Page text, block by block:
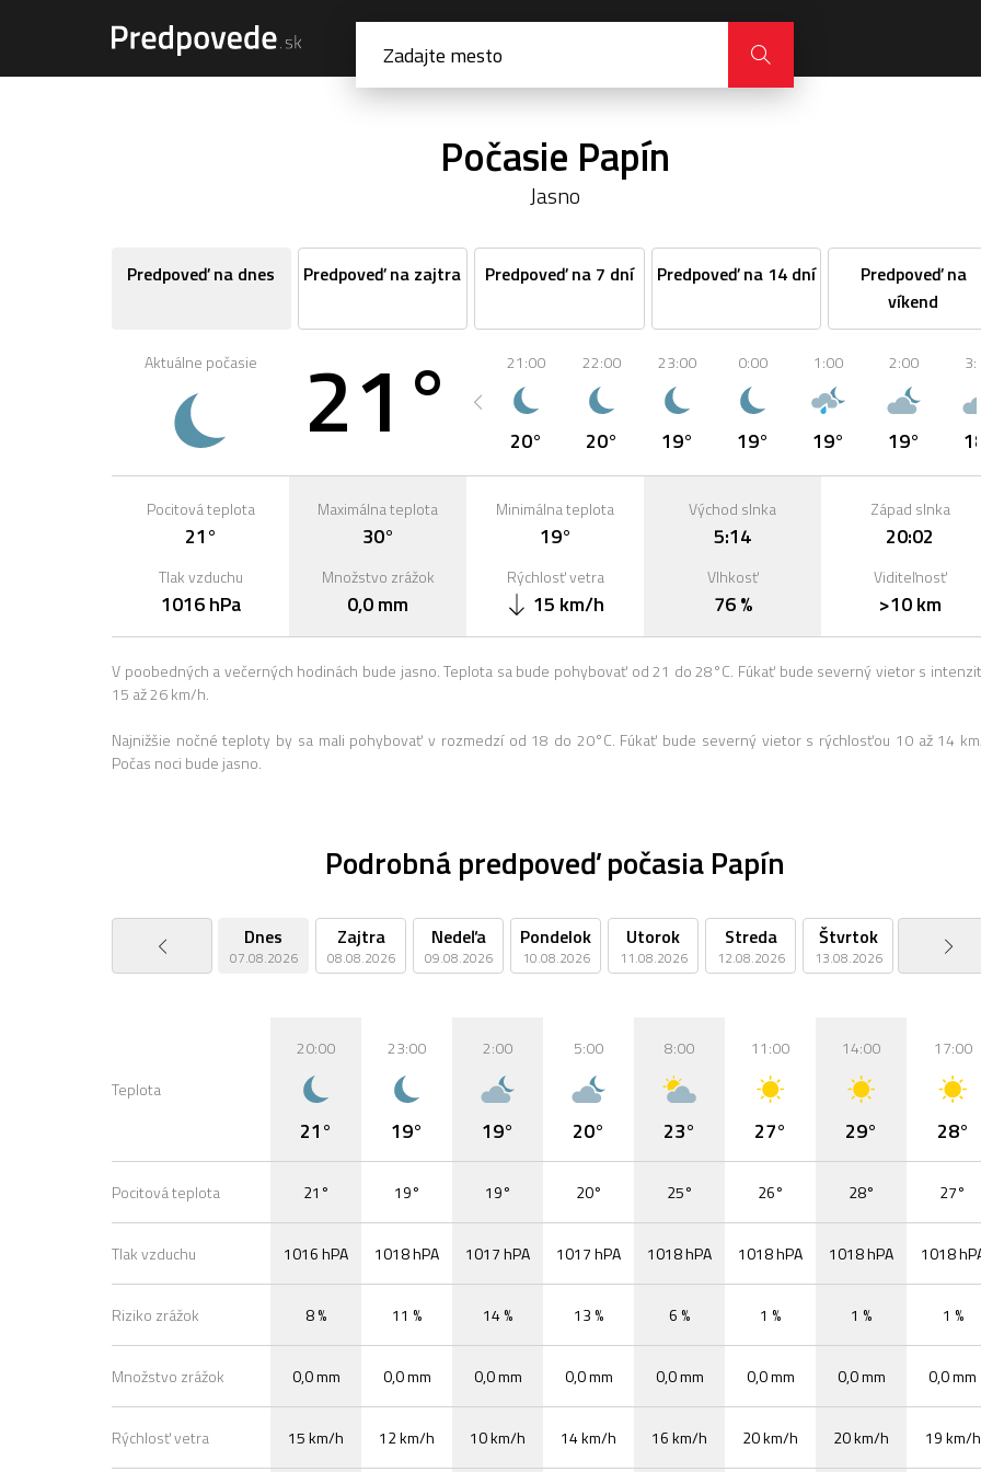
Počasie Papín
Jasno
Predpoveď na dnes Predpoveď na zajtra Predpoveď na 7 dní Predpoveď na 14 dní
Predpoveď na
víkend
Aktuálne počasie 21° 21:00
20°
22:00
20°
23:00
19°
0:00
19°
1:00
19°
2:00
19° 18°
Pocitová teplota
21°
Tlak vzduchu
1016 hPa
Maximálna teplota
30°
Množstvo zrážok
0,0 mm
Minimálna teplota
19°
Rýchlosť vetra
15 km/h
Východ slnka
5:14
Vlhkosť
76 %
Západ slnka
20:02
Viditeľnosť
>10 km
V poobedných a večerných hodinách bude jasno. Teplota sa bude pohybovať od 21 do 28°C. Fúkať bude severný vietor s
15 až 26 km/h.
Najnižšie nočné teploty by sa mali pohybovať v rozmedzí od 18 do 20°C. Fúkať bude severný vietor s rýchlosťou 10 až 14
Počas noci bude jasno.
Podrobná predpoveď počasia Papín
Dnes
07.08.2026
Zajtra
08.08.2026
Nedeľa
09.08.2026
Pondelok
10.08.2026
Utorok
11.08.2026
Streda
12.08.2026
Štvrtok
13.08.2026
Piatok
14.08.2026
Teplota
Pocitová teplota
Tlak vzduchu
Riziko zrážok
Množstvo zrážok
Rýchlosť vetra
20:00
21°
21°
1016 hPA
8 %
0,0 mm
15 km/h
23:00
19°
19°
1018 hPA
11 %
0,0 mm
12 km/h
2:00
19°
19°
1017 hPA
14 %
0,0 mm
10 km/h
5:00
20°
20°
1017 hPA
13 %
0,0 mm
14 km/h
8:00
23°
25°
1018 hPA
6 %
0,0 mm
16 km/h
11:00
27°
26°
1018 hPA
1 %
0,0 mm
20 km/h
14:00
29°
28°
1018 hPA
1 %
0,0 mm
20 km/h
17:00
28°
27°
1018
1 %
0,0 mm
19 km/h